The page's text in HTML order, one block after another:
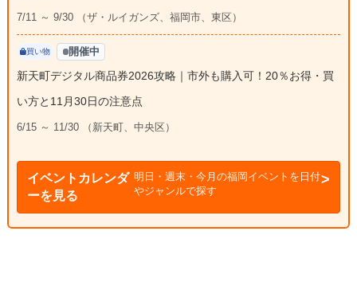
7/11 ～ 9/30 （ザ・ルイガンズ、福岡市、東区）
買い物 開催中
新天町デジタル商品券2026攻略｜市外も購入可！20％お得・買
い方と11月30日の注意点
6/15 ～ 11/30 （新天町、中央区）
イベントカレンダ
ーを見る
明日・週末・今月の福岡イベントを日付
やジャンルで探す